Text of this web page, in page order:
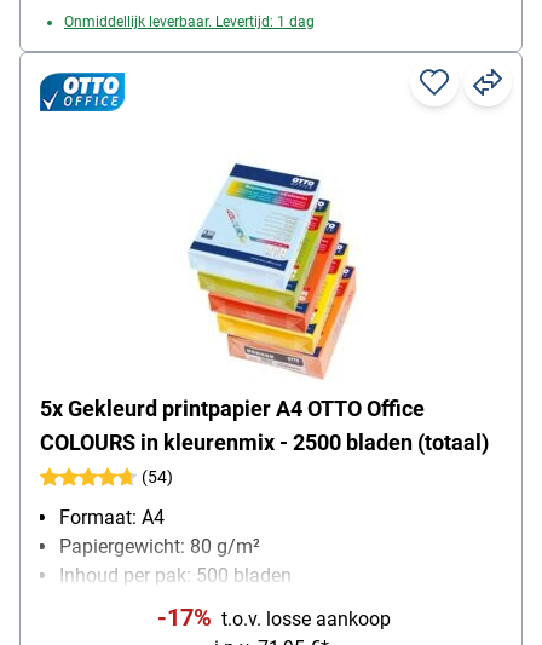
Onmiddellijk leverbaar. Levertijd: 1 dag
5x Gekleurd printpapier A4 OTTO Office
COLOURS in kleurenmix - 2500 bladen (totaal)
(54)
Formaat: A4
Papiergewicht: 80 g/m²
Inhoud per pak: 500 bladen
-17% t.o.v. losse aankoop